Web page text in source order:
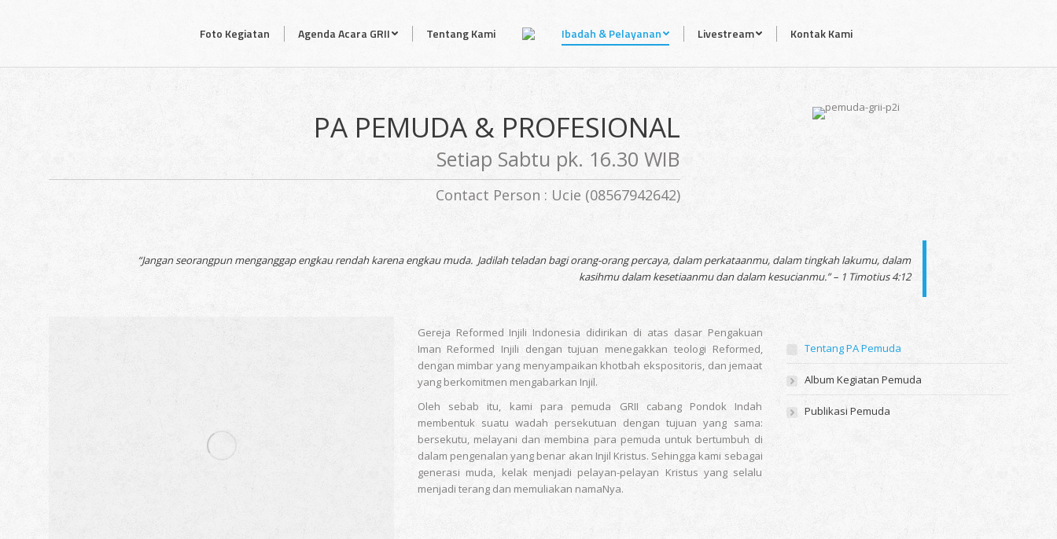
Foto Kegiatan Agenda Acara GRII Tentang Kami Ibadah & Pelayanan Livestream Kontak Kami
PA PEMUDA & PROFESIONAL
Setiap Sabtu pk. 16.30 WIB
Contact Person : Ucie (08567942642)
“Jangan seorangpun menganggap engkau rendah karena engkau muda. Jadilah teladan bagi orang-orang percaya, dalam perkataanmu, dalam tingkah lakumu, dalam
kasihmu dalam kesetiaanmu dan dalam kesucianmu.” – 1 Timotius 4:12
Gereja Reformed Injili Indonesia didirikan di atas dasar Pengakuan
Iman Reformed Injili dengan tujuan menegakkan teologi Reformed,
dengan mimbar yang menyampaikan khotbah ekspositoris, dan jemaat
yang berkomitmen mengabarkan Injil.
Oleh sebab itu, kami para pemuda GRII cabang Pondok Indah
membentuk suatu wadah persekutuan dengan tujuan yang sama:
bersekutu, melayani dan membina para pemuda untuk bertumbuh di
dalam pengenalan yang benar akan Injil Kristus. Sehingga kami sebagai
generasi muda, kelak menjadi pelayan-pelayan Kristus yang selalu
menjadi terang dan memuliakan namaNya.
Tentang PA Pemuda
Album Kegiatan Pemuda
Publikasi Pemuda